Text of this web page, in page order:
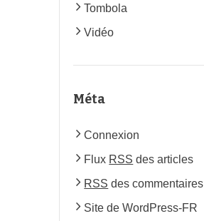
Tombola
Vidéo
Méta
Connexion
Flux RSS des articles
RSS des commentaires
Site de WordPress-FR